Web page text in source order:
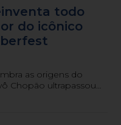
todo
do icônico
as origens do
Chopão ultrapassou